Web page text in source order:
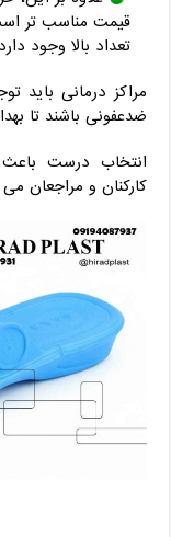
قیمت مناسب ‌تر
تعداد بالا وجود
مراکز درمانی باید
ضدعفونی باشند تا
انتخاب درست
کارکنان و مراجعان